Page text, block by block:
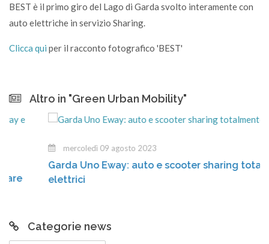
BEST è il primo giro del Lago di Garda svolto interamente con
auto elettriche in servizio Sharing.
Clicca qui per il racconto fotografico 'BEST'
Altro in "Green Urban Mobility"
mercoledì 09 agosto 2023
Garda Uno Eway: auto e scooter sharing totalmente
elettrici
Categorie news